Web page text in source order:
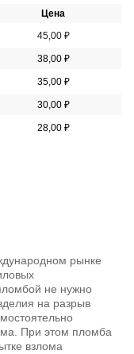
Цена
45,00 ₽
38,00 ₽
35,00 ₽
30,00 ₽
28,00 ₽
рынке
не нужно
на разрыв
При этом пломба
взлома